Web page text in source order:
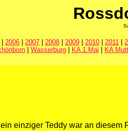
2006 2007 2008 2009 2010 2011
Wasserburg KA 1.Mai KA
einziger Teddy war an diesem